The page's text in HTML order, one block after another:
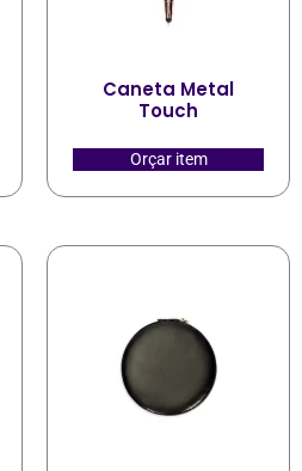
Caneta Metal
Touch
Orçar item